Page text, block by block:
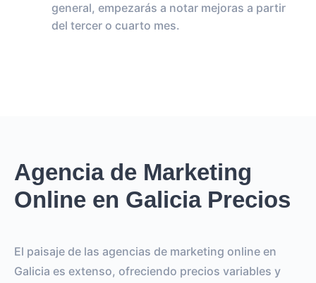
general, empezarás a notar mejoras a partir
del tercer o cuarto mes.
Agencia de Marketing
Online en Galicia Precios
El paisaje de las agencias de marketing online en
Galicia es extenso, ofreciendo precios variables y